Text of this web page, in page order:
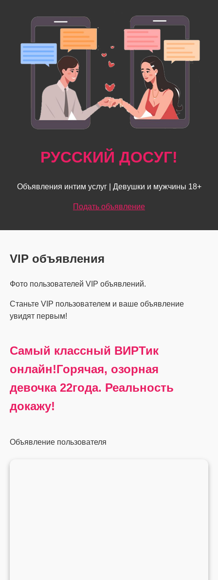
РУССКИЙ ДОСУГ!
Объявления интим услуг | Девушки и мужчины 18+
Подать объявление
VIP объявления
Фото пользователей VIP объявлений.
Станьте VIP пользователем и ваше объявление
увидят первым!
Самый классный ВИРТик
онлайн!Горячая, озорная
девочка 22года. Реальность
докажу!
Объявление пользователя